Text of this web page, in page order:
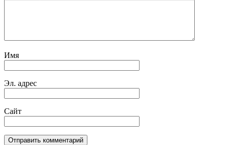
Имя
Эл. адрес
Сайт